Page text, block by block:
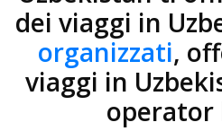
dei viaggi in
organizzati,
viaggi in
operator